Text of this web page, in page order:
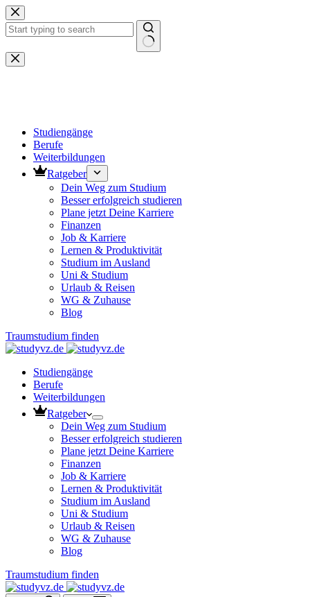
Zum
Inhalt
springen
Keine
Ergebnisse
Studiengänge
Berufe
Weiterbildungen
Ratgeber
Dein Weg zum Studium
Besser erfolgreich studieren
Plane jetzt Deine Karriere
Finanzen
Job & Karriere
Lernen & Produktivität
Studium im Ausland
Uni & Studium
Urlaub & Reisen
WG & Zuhause
Blog
Traumstudium finden
Studiengänge
Berufe
Weiterbildungen
Ratgeber
Dein Weg zum Studium
Besser erfolgreich studieren
Plane jetzt Deine Karriere
Finanzen
Job & Karriere
Lernen & Produktivität
Studium im Ausland
Uni & Studium
Urlaub & Reisen
WG & Zuhause
Blog
Traumstudium finden